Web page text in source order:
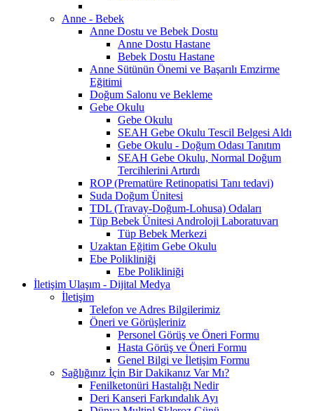
Anne - Bebek
Anne Dostu ve Bebek Dostu
Anne Dostu Hastane
Bebek Dostu Hastane
Anne Sütünün Önemi ve Başarılı Emzirme
Eğitimi
Doğum Salonu ve Bekleme
Gebe Okulu
Gebe Okulu
SEAH Gebe Okulu Tescil Belgesi Aldı
Gebe Okulu - Doğum Odası Tanıtım
SEAH Gebe Okulu, Normal Doğum
Tercihlerini Artırdı
ROP (Prematüre Retinopatisi Tanı tedavi)
Suda Doğum Ünitesi
TDL (Travay-Doğum-Lohusa) Odaları
Tüp Bebek Ünitesi Androloji Laboratuvarı
Tüp Bebek Merkezi
Uzaktan Eğitim Gebe Okulu
Ebe Polikliniği
Ebe Polikliniği
İletişim Ulaşım - Dijital Medya
İletişim
Telefon ve Adres Bilgilerimiz
Öneri ve Görüşleriniz
Personel Görüş ve Öneri Formu
Hasta Görüş ve Öneri Formu
Genel Bilgi ve İletişim Formu
Sağlığınız İçin Bir Dakikanız Var Mı?
Fenilketonüri Hastalığı Nedir
Deri Kanseri Farkındalık Ayı